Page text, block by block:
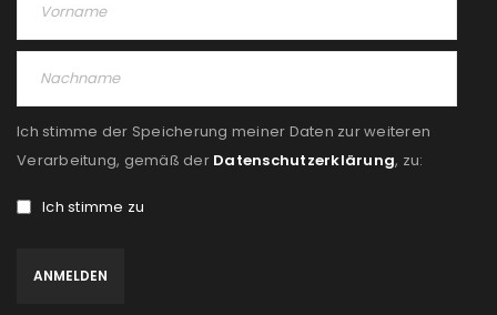
Ich stimme der Speicherung meiner Daten zur weiteren
Verarbeitung, gemäß der Datenschutzerklärung, zu:
Ich stimme zu